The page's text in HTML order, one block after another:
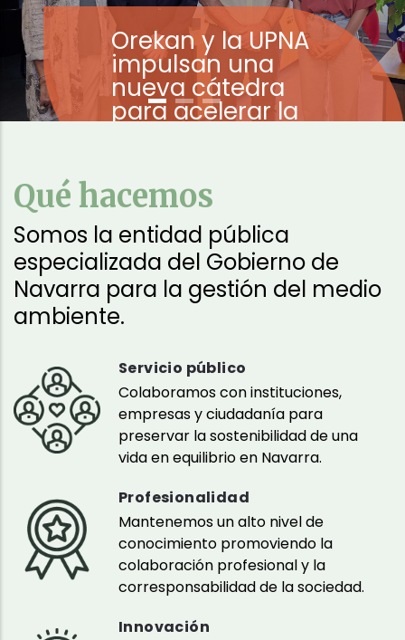
Orekan y la UPNA
impulsan una
nueva cátedra
para acelerar la
Qué hacemos
Somos la entidad pública
especializada del Gobierno de
Navarra para la gestión del medio
ambiente.
Servicio público
Colaboramos con instituciones,
empresas y ciudadanía para
preservar la sostenibilidad de una
vida en equilibrio en Navarra.
Profesionalidad
Mantenemos un alto nivel de
conocimiento promoviendo la
colaboración profesional y la
corresponsabilidad de la sociedad.
Innovación